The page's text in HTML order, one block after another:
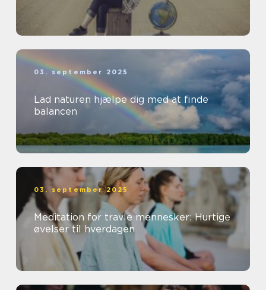
03. september 2025
Lad naturen hjælpe dig med at finde
balancen
03. september 2025
Meditation for travle mennesker: Hurtige
øvelser til hverdagen